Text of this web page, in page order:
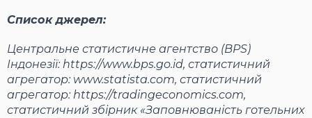
Список джерел:
Центральне статистичне агентство (BPS)
Індонезії: https://www.bps.go.id, статистичний
агрегатор: www.statista.com, статистичний
агрегатор: https://tradingeconomics.com,
статистичний збірник «Заповнюваність готельних